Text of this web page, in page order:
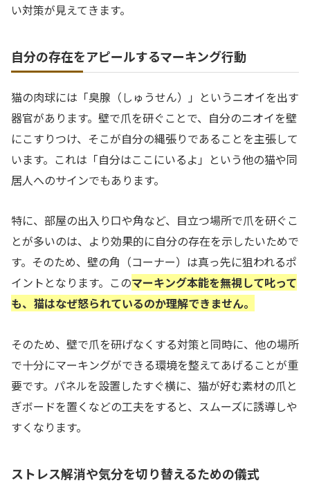
い対策が見えてきます。
自分の存在をアピールするマーキング行動
猫の肉球には「臭腺（しゅうせん）」というニオイを出す
器官があります。壁で爪を研ぐことで、自分のニオイを壁
にこすりつけ、そこが自分の縄張りであることを主張して
います。これは「自分はここにいるよ」という他の猫や同
居人へのサインでもあります。
特に、部屋の出入り口や角など、目立つ場所で爪を研ぐこ
とが多いのは、より効果的に自分の存在を示したいためで
す。そのため、壁の角（コーナー）は真っ先に狙われるポ
イントとなります。このマーキング本能を無視して叱って
も、猫はなぜ怒られているのか理解できません。
そのため、壁で爪を研げなくする対策と同時に、他の場所
で十分にマーキングができる環境を整えてあげることが重
要です。パネルを設置したすぐ横に、猫が好む素材の爪と
ぎボードを置くなどの工夫をすると、スムーズに誘導しや
すくなります。
ストレス解消や気分を切り替えるための儀式